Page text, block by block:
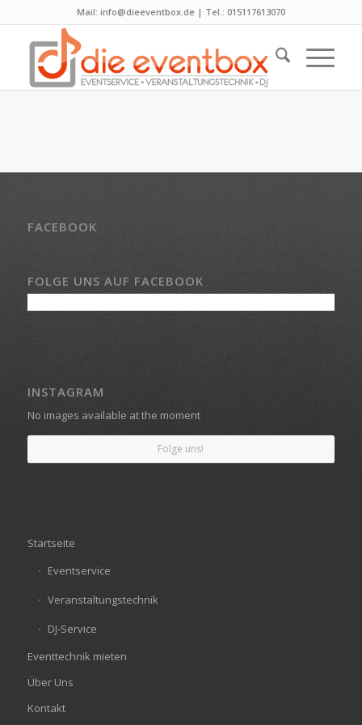
Mail: info@dieeventbox.de | Tel.: 015117613070
FACEBOOK
FOLGE UNS AUF FACEBOOK
INSTAGRAM
No images available at the moment
Folge uns!
Startseite
Eventservice
Veranstaltungstechnik
DJ-Service
Eventtechnik mieten
Über Uns
Kontakt